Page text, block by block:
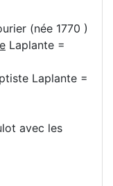
(née 1770 )
Laplante =
Laplante =
avec les